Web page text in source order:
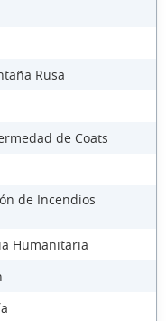
Rusa
de Coats
de Incendios
Humanitaria